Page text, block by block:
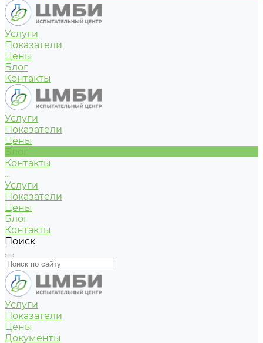
Услуги
Показатели
Цены
Блог
Контакты
Услуги
Показатели
Цены
Блог
Контакты
...
Услуги
Показатели
Цены
Блог
Контакты
Поиск
Услуги
Показатели
Цены
Документы